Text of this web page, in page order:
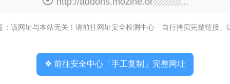
：该网址与本站无关！请前往网址安全检测中心「自行拷贝完整链接」
❖ 前往安全中心「手工复制」完整网址